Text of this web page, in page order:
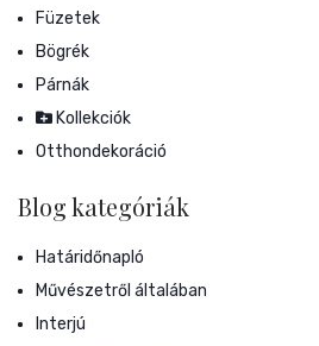
Füzetek
Bögrék
Párnák
Kollekciók
Otthondekoráció
Blog kategóriák
Határidőnapló
Művészetről általában
Interjú